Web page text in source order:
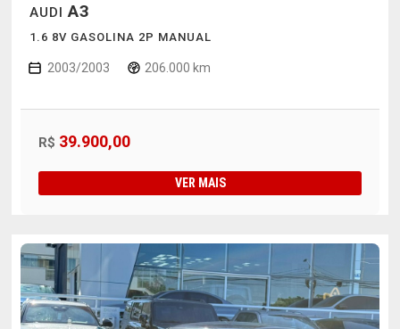
AUDIA3
1.6 8V GASOLINA 2P MANUAL
2003/2003 206.000 km
R$ 39.900,00
VER MAIS